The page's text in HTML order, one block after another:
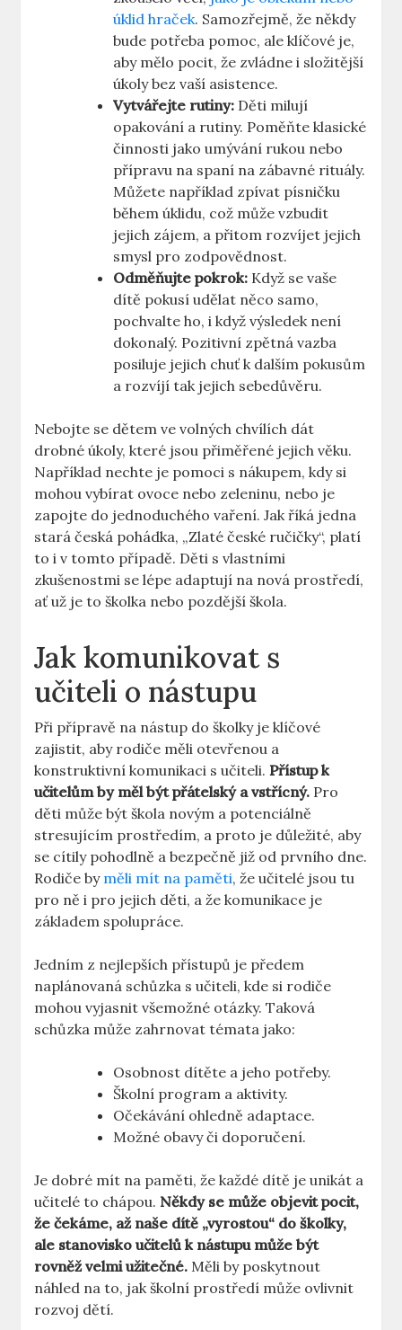
úklid hraček. Samozřejmě, že někdy
bude potřeba pomoc, ale klíčové je,
aby mělo pocit, že zvládne i složitější
úkoly bez vaší asistence.
Vytvářejte rutiny: Děti milují
opakování a rutiny. Poměňte klasické
činnosti jako umývání rukou nebo
přípravu na spaní na zábavné rituály.
Můžete například zpívat písničku
během úklidu, což může vzbudit
jejich zájem, a přitom rozvíjet jejich
smysl pro zodpovědnost.
Odměňujte pokrok: Když se vaše
dítě pokusí udělat něco samo,
pochvalte ho, i když výsledek není
dokonalý. Pozitivní zpětná vazba
posiluje jejich chuť k dalším pokusům
a rozvíjí tak jejich sebedůvěru.
Nebojte se dětem ve volných chvílích dát
drobné úkoly, které jsou přiměřené jejich věku.
Například nechte je pomoci s nákupem, kdy si
mohou vybírat ovoce nebo zeleninu, nebo je
zapojte do jednoduchého vaření. Jak říká jedna
stará česká pohádka, „Zlaté české ručičky“, platí
to i v tomto případě. Děti s vlastními
zkušenostmi se lépe adaptují na nová prostředí,
ať už je to školka nebo pozdější škola.
Jak komunikovat s
učiteli o nástupu
Při přípravě na nástup do školky je klíčové
zajistit, aby rodiče měli otevřenou a
konstruktivní komunikaci s učiteli.Přístup k
učitelům by měl být přátelský a vstřícný. Pro
děti může být škola novým a potenciálně
stresujícím prostředím, a proto je důležité, aby
se cítily pohodlně a bezpečně již od prvního dne.
Rodiče by měli mít na paměti, že učitelé jsou tu
pro ně i pro jejich děti, a že komunikace je
základem spolupráce.
Jedním z nejlepších přístupů je předem
naplánovaná schůzka s učiteli, kde si rodiče
mohou vyjasnit všemožné otázky. Taková
schůzka může zahrnovat témata jako:
Osobnost dítěte a jeho potřeby.
Školní program a aktivity.
Očekávání ohledně adaptace.
Možné obavy či doporučení.
Je dobré mít na paměti, že každé dítě je unikát a
učitelé to chápou. Někdy se může objevit pocit,
že čekáme, až naše dítě „vyrostou“ do školky,
ale stanovisko učitelů k nástupu může být
rovněž velmi užitečné. Měli by poskytnout
náhled na to, jak školní prostředí může ovlivnit
rozvoj dětí.